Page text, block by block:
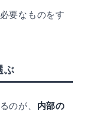
要なものをす
ぶ
のが、 内部の